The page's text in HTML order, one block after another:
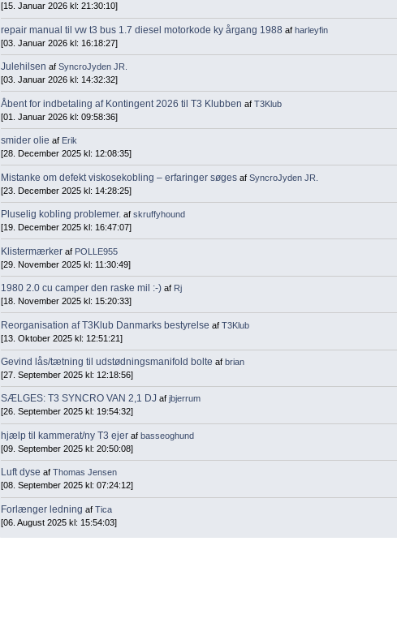
[15. Januar 2026 kl: 21:30:10]
repair manual til vw t3 bus 1.7 diesel motorkode ky årgang 1988 afharleyfin
[03. Januar 2026 kl: 16:18:27]
JulehilsenafSyncroJyden JR.
[03. Januar 2026 kl: 14:32:32]
Åbent for indbetaling af Kontingent 2026 til T3 Klubben afT3Klub
[01. Januar 2026 kl: 09:58:36]
smider olie af Erik
[28. December 2025 kl: 12:08:35]
Mistanke om defekt viskosekobling – erfaringer søges afSyncroJyden JR.
[23. December 2025 kl: 14:28:25]
Pluselig kobling problemer. afskruffyhound
[19. December 2025 kl: 16:47:07]
Klistermærkeraf POLLE955
[29. November 2025 kl: 11:30:49]
1980 2.0 cu camper den raske mil :-) af Rj
[18. November 2025 kl: 15:20:33]
Reorganisation af T3Klub Danmarks bestyrelse afT3Klub
[13. Oktober 2025 kl: 12:51:21]
Gevind lås/tætning til udstødningsmanifold bolte afbrian
[27. September 2025 kl: 12:18:56]
SÆLGES: T3 SYNCRO VAN 2,1 DJ afjbjerrum
[26. September 2025 kl: 19:54:32]
hjælp til kammerat/ny T3 ejerafbasseoghund
[09. September 2025 kl: 20:50:08]
Luft dyse afThomas Jensen
[08. September 2025 kl: 07:24:12]
Forlænger ledningafTica
[06. August 2025 kl: 15:54:03]